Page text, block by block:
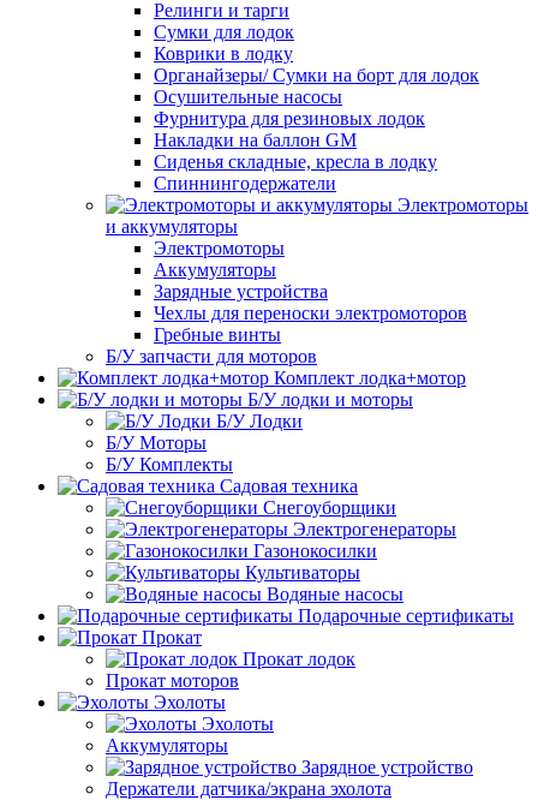
Релинги и тарги
Сумки для лодок
Коврики в лодку
Органайзеры/ Сумки на борт для лодок
Осушительные насосы
Фурнитура для резиновых лодок
Накладки на баллон GM
Сиденья складные, кресла в лодку
Спиннингодержатели
Электромоторы
и аккумуляторы
Электромоторы
Аккумуляторы
Зарядные устройства
Чехлы для переноски электромоторов
Гребные винты
Б/У запчасти для моторов
Комплект лодка+мотор
Б/У лодки и моторы
Б/У Лодки
Б/У Моторы
Б/У Комплекты
Садовая техника
Снегоуборщики
Электрогенераторы
Газонокосилки
Культиваторы
Водяные насосы
Подарочные сертификаты
Прокат
Прокат лодок
Прокат моторов
Эхолоты
Эхолоты
Аккумуляторы
Зарядное устройство
Держатели датчика/экрана эхолота